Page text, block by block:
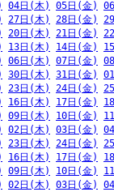
04日(木) 05日(金)
27日(木) 28日(金)
20日(木) 21日(金)
13日(木) 14日(金)
06日(木) 07日(金)
30日(木) 31日(金)
23日(木) 24日(金)
16日(木) 17日(金)
09日(木) 10日(金)
02日(木) 03日(金)
23日(木) 24日(金)
16日(木) 17日(金)
09日(木) 10日(金)
02日(木) 03日(金)